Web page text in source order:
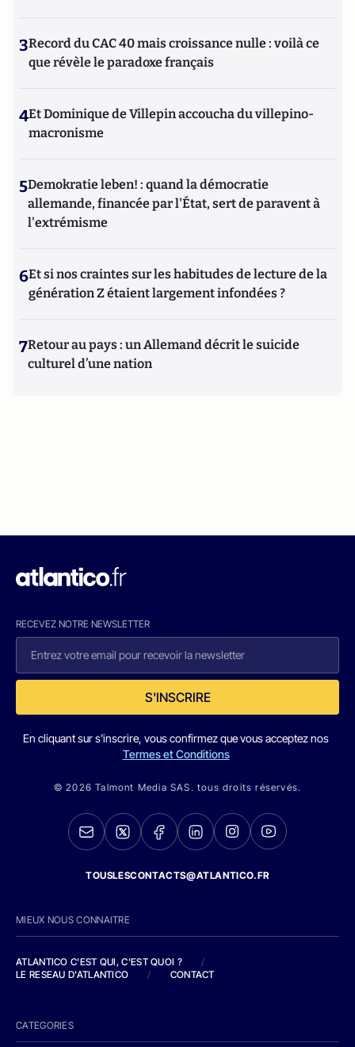
3Record du CAC 40 mais croissance nulle : voilà ce
que révèle le paradoxe français
4Et Dominique de Villepin accoucha du villepino-
macronisme
5Demokratie leben! : quand la démocratie
allemande, financée par l'État, sert de paravent à
l'extrémisme
6Et si nos craintes sur les habitudes de lecture de la
génération Z étaient largement infondées ?
7Retour au pays : un Allemand décrit le suicide
culturel d’une nation
RECEVEZ NOTRE NEWSLETTER
S'INSCRIRE
En cliquant sur s'inscrire, vous confirmez que vous acceptez nos
Termes et Conditions
© 2026 Talmont Media SAS. tous droits réservés.
TOUSLESCONTACTS@ATLANTICO.FR
MIEUX NOUS CONNAITRE
ATLANTICO C'EST QUI, C'EST QUOI ?
/
LE RESEAU D'ATLANTICO
/ CONTACT
CATEGORIES